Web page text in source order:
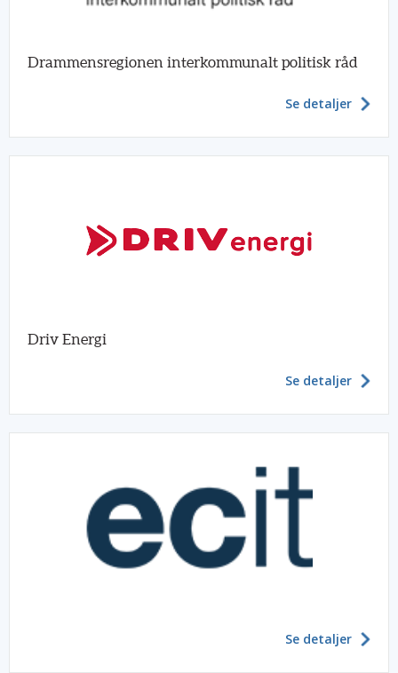
Drammensregionen interkommunalt politisk råd
Se detaljer
Driv Energi
Se detaljer
Se detaljer